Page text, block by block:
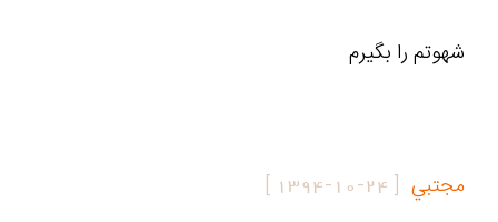
شهوتم را بگیرم
مجتبي [
1394-10-24
]